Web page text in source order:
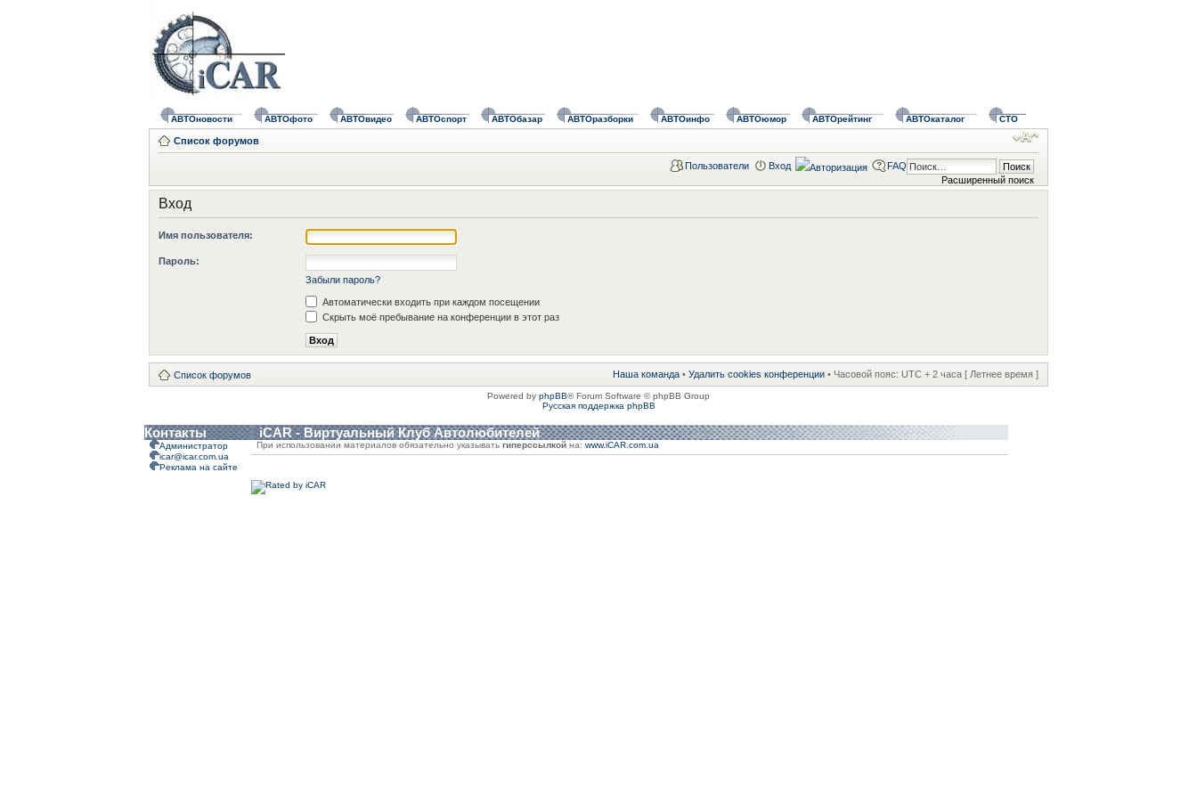
АВТОновости АВТОфото АВТОвидео АВТОспорт АВТОбазар АВТОразборки АВТОинфо АВТОюмор АВТОрейтинг АВТОкаталог СТО
Список форумов
Расширенный поиск
Пользователи Вход FAQ
Вход
Имя пользователя:
Пароль:
Забыли пароль?
Автоматически входить при каждом посещении
Скрыть моё пребывание на конференции в этот раз
Список форумов Наша команда • Удалить cookies конференции • Часовой пояс: UTC + 2 часа [ Летнее время ]
Powered by phpBB® Forum Software © phpBB Group
Русская поддержка phpBB
Контакты iCAR - Виртуальный Клуб Автолюбителей
Администратор
icar@icar.com.ua
Реклама на сайте
При использовании материалов обязательно указывать гиперссылкой на: www.iCAR.com.ua